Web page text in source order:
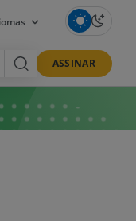
ASSINAR